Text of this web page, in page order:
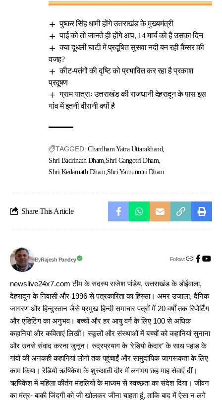
पुष्कर सिंह धामी होंगे उत्तराखंड के मुख्यमंत्री
पाई को तो जानते ही होंगे आप, 14 मार्च को है उसका दिन
क्या दूधली घाटी में प्रदूषित सुसवा नदी बन रही कैंसर की
वजह?
कीट-पतंगों की दृष्टि को प्रभावित कर रहा है प्रकाश
प्रदूषण
ग्राम यात्राः उत्तराखंड की राजधानी देहरादून के पास इस
गांव में इतनी वीरानी क्यों है
TAGGED: Chardham Yatra Uttarakhand
Shri Badrinath Dham Shri Gangotri Dham
Shri Kedarnath Dham Shri Yamunotri Dham
Share This Article
ByRajesh Pandey Follow:
newslive24x7.com टीम के सदस्य राजेश पांडेय, उत्तराखंड के डोईवाला,
देहरादून के निवासी और 1996 से पत्रकारिता का हिस्सा। अमर उजाला, दैनिक
जागरण और हिन्दुस्तान जैसे प्रमुख हिन्दी समाचार पत्रों में 20 वर्षों तक रिपोर्टिंग
और एडिटिंग का अनुभव। बच्चों और हर आयु वर्ग के लिए 100 से अधिक
कहानियां और कविताएं लिखीं। स्कूलों और संस्थाओं में बच्चों को कहानियां सुनाना
और उनसे संवाद करना जुनून। रुद्रप्रयाग के ‘रेडियो केदार’ के साथ पहाड़ के
गांवों की अनकही कहानियां लोगों तक पहुंचाईं और सामुदायिक जागरूकता के लिए
काम किया। रेडियो ऋषिकेश के शुरुआती दौर में लगभग छह माह सेवाएं दीं।
ऋषिकेश में महिला कीर्तन मंडलियों के माध्यम से स्वच्छता का संदेश दिया। जीवन
का मंत्र- बाकी जिंदगी को जी खोलकर जीना चाहता हूं, ताकि बाद में ऐसा न लगे